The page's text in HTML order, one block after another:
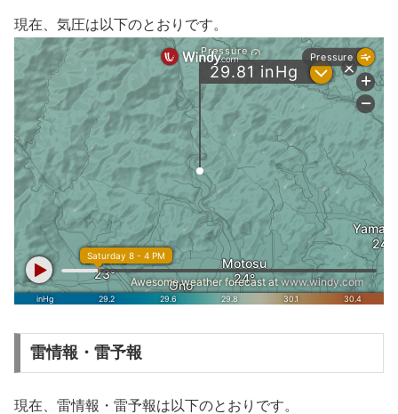
現在、気圧は以下のとおりです。
雷情報・雷予報
現在、雷情報・雷予報は以下のとおりです。